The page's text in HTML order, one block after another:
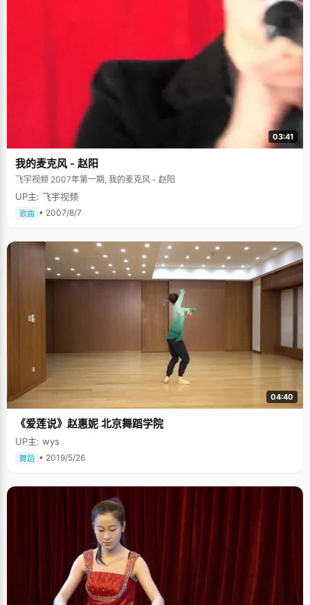
03:41
我的麦克风 - 赵阳
飞宇视频 2007年第一期, 我的麦克风 - 赵阳
UP主: 飞宇视频
歌曲 • 2007/8/7
04:40
《爱莲说》赵惠妮 北京舞蹈学院
UP主: wys
舞蹈 • 2019/5/26